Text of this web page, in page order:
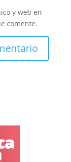
y web en
comente.